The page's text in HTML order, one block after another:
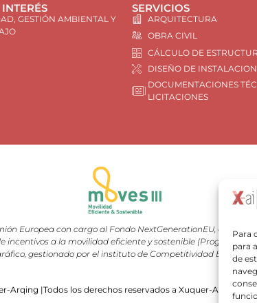
Para
para
de
GESTIÓN AMBIENTAL Y
SERVICIOS
ARQUITECTURA
OBRA CIVIL
CÁLCULO DE
DISEÑO DE
DOCUMENTACIONES
LICITACIONES
Europea con cargo al Fondo NextGenerationEU, en el
a la movilidad eficiente y sostenible (Programa
gestionado por el instituto de Competitividad
Arqing |Todos los derechos reservados a Xuquer-Arqing y